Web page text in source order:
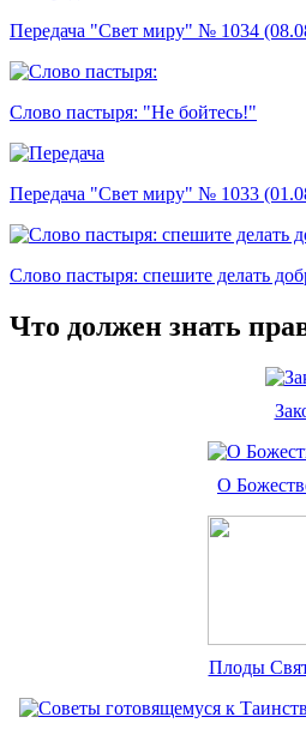
Передача "Свет миру" № 1034
Слово пастыря: "Не бойтесь!"
Передача "Свет миру" № 1033
Слово пастыря: спешите делать
Что должен знать
О
Плоды